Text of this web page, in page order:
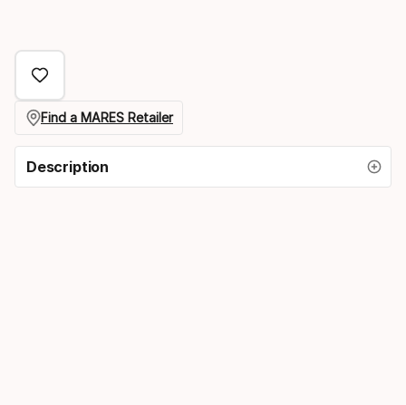
Find a MARES Retailer
Description